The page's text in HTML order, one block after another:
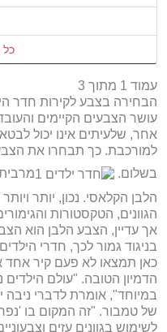
סגנון חיים»
כל
עמוד 1 מתוך 3
הבחירה בצבע לקירות חדר
עושר הצבעים הקיימים
אחר, שלעיתים אינו יכול
למורכבת. כך תבחרו את
בשלום.
הלבן הקלאסי. נכון, יותר
הגוונים, הטקסטורות
אך עדיין, הצבע הלבן הוא
בניגוד גמור לכך, חדרי
כאן תמצאו לא פעם קיר אחד
הדמיון הטובה. "עולם הילדים
במיוחד", אומרת לדברי ניבה
של טמבור. "זה המקום בו
לשימוש בגוונים עזים